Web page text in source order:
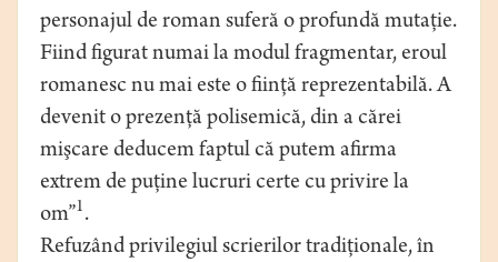
personajul de roman suferă o profundă mutaţie.
Fiind figurat numai la modul fragmentar, eroul
romanesc nu mai este o fiinţă reprezentabilă. A
devenit o prezenţă polisemică, din a cărei
mişcare deducem faptul că putem afirma
extrem de puţine lucruri certe cu privire la
om”1.
Refuzând privilegiul scrierilor tradiţionale, în